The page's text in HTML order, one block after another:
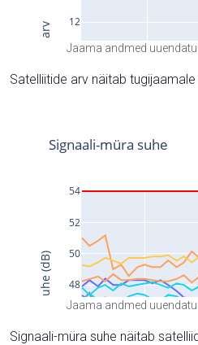
Jaama andmed
Satelliitide arv näitab
Jaama andmed
Signaali-müra suhe näitab